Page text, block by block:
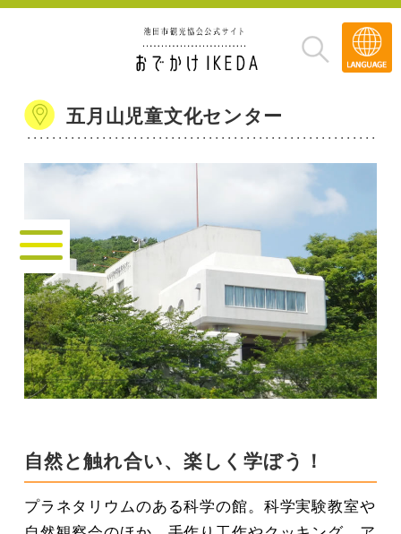
五月山児童文化センター
自然と触れ合い、楽しく学ぼう！
プラネタリウムのある科学の館。科学実験教室や
»